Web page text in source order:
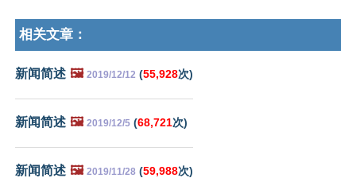
相关文章：
新闻简述 🖼️ 2019/12/12 (55,928次)
新闻简述 🖼️ 2019/12/5 (68,721次)
新闻简述 🖼️ 2019/11/28 (59,988次)